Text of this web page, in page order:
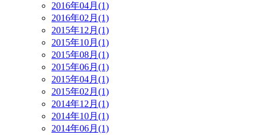
2016年04月(1)
2016年02月(1)
2015年12月(1)
2015年10月(1)
2015年08月(1)
2015年06月(1)
2015年04月(1)
2015年02月(1)
2014年12月(1)
2014年10月(1)
2014年06月(1)